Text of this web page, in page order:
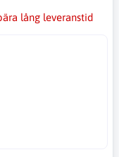
lång leveranstid